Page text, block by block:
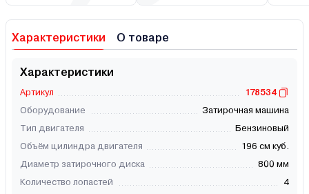
Характеристики О товаре
Характеристики
Артикул
178534
Оборудование
Затирочная машина
Тип двигателя
Бензиновый
Объём цилиндра двигателя
196 см куб.
Диаметр затирочного диска
800 мм
Количество лопастей
4